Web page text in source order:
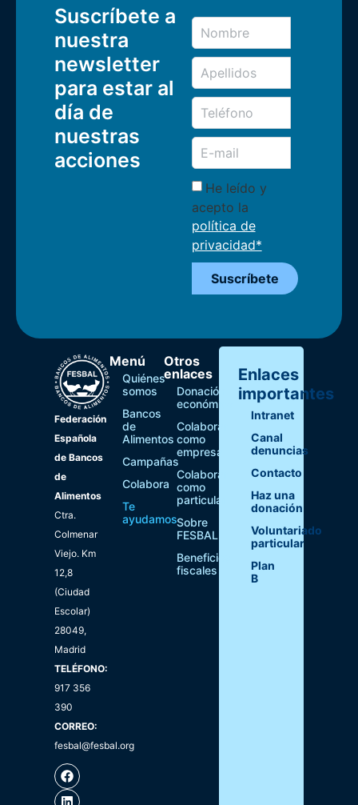
Suscríbete a
nuestra
newsletter
para estar al
día de
nuestras
acciones
He leído y
acepto la
política de
privacidad*
Suscríbete
Federación
Española
de Bancos
de
Alimentos
Ctra.
Colmenar
Viejo. Km
12,8
(Ciudad
Escolar)
28049,
Madrid
TELÉFONO:
917 356
390
CORREO:
fesbal@fesbal.org
Menú
Quiénes
somos
Bancos
de
Alimentos
Campañas
Colabora
Te
ayudamos
Otros
enlaces
Donación
económica
Colaborar
como
empresa
Colaborar
como
particular
Sobre
FESBAL
Beneficios
fiscales
Enlaces
importantes
Intranet
Canal
denuncias
Contacto
Haz una
donación
Voluntariado
particular
Plan
B